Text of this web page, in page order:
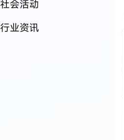
社会活动
行业资讯